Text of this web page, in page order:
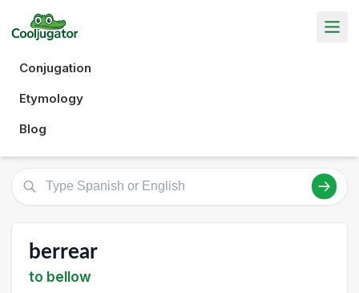
Conjugation
Etymology
Blog
berrear
to bellow